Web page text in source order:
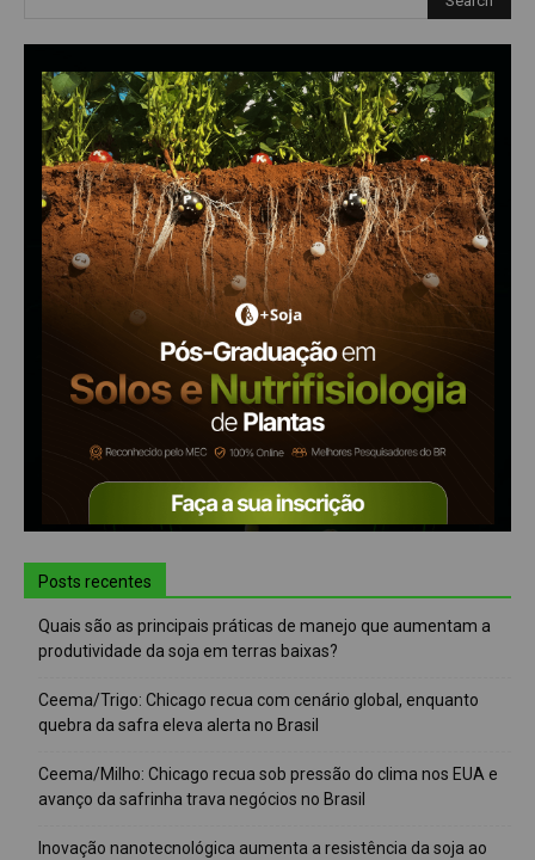
Posts recentes
Quais são as principais práticas de manejo que aumentam a
produtividade da soja em terras baixas?
Ceema/Trigo: Chicago recua com cenário global, enquanto
quebra da safra eleva alerta no Brasil
Ceema/Milho: Chicago recua sob pressão do clima nos EUA e
avanço da safrinha trava negócios no Brasil
Inovação nanotecnológica aumenta a resistência da soja ao